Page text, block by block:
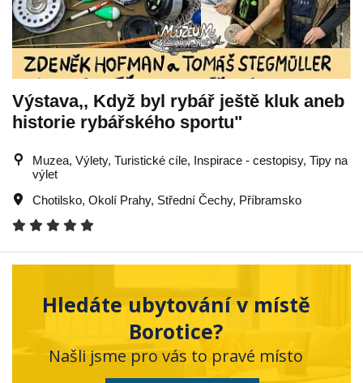
Výstava,, Když byl rybář ještě kluk aneb
historie rybářského sportu"
Muzea, Výlety, Turistické cíle, Inspirace - cestopisy, Tipy na
výlet
Chotilsko, Okolí Prahy, Střední Čechy, Příbramsko
Hledáte ubytování v místě
Borotice?
Našli jsme pro vás to pravé místo